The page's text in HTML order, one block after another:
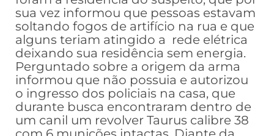
sua vez informou que pessoas estavam
soltando fogos de artifício na rua e que
alguns teriam atingido a rede elétrica
deixando sua residência sem energia.
Perguntado sobre a origem da arma
informou que não possuia e autorizou
o ingresso dos policiais na casa, que
durante busca encontraram dentro de
um canil um revolver Taurus calibre 38